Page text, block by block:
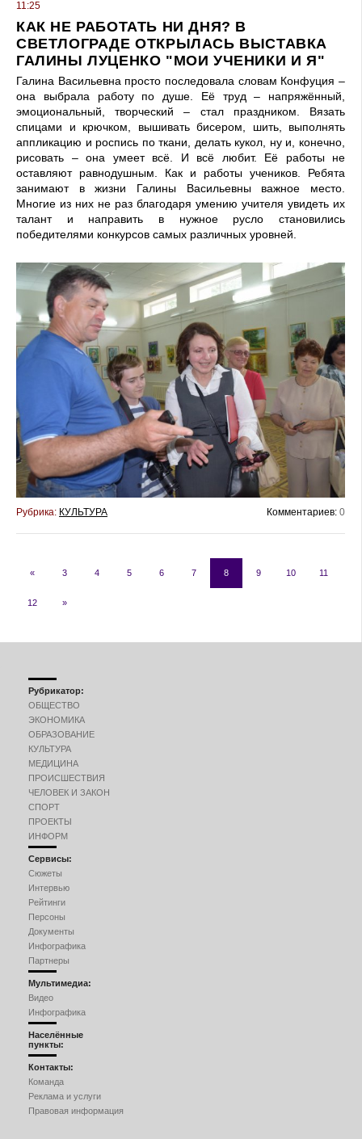
11:25
КАК НЕ РАБОТАТЬ НИ ДНЯ? В
СВЕТЛОГРАДЕ ОТКРЫЛАСЬ ВЫСТАВКА
ГАЛИНЫ ЛУЦЕНКО "МОИ УЧЕНИКИ И Я"
Галина Васильевна просто последовала словам Конфуция –
она выбрала работу по душе. Её труд – напряжённый,
эмоциональный, творческий – стал праздником. Вязать
спицами и крючком, вышивать бисером, шить, выполнять
аппликацию и роспись по ткани, делать кукол, ну и, конечно,
рисовать – она умеет всё. И всё любит. Её работы не
оставляют равнодушным. Как и работы учеников. Ребята
занимают в жизни Галины Васильевны важное место.
Многие из них не раз благодаря умению учителя увидеть их
талант и направить в нужное русло становились
победителями конкурсов самых различных уровней.
Рубрика: КУЛЬТУРА Комментариев: 0
« 3 4 5 6 7 8 9 10 11
12 »
Рубрикатор:
ОБЩЕСТВО
ЭКОНОМИКА
ОБРАЗОВАНИЕ
КУЛЬТУРА
МЕДИЦИНА
ПРОИСШЕСТВИЯ
ЧЕЛОВЕК И ЗАКОН
СПОРТ
ПРОЕКТЫ
ИНФОРМ
Сервисы:
Сюжеты
Интервью
Рейтинги
Персоны
Документы
Инфографика
Партнеры
Мультимедиа:
Видео
Инфографика
Населённые
пункты:
Контакты:
Команда
Реклама и услуги
Правовая информация